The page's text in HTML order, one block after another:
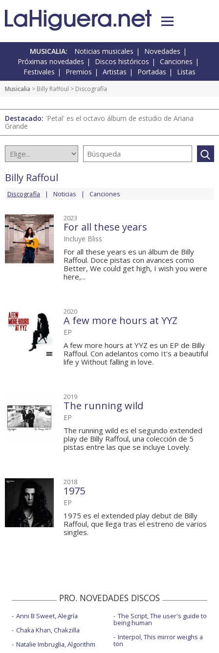
MUSICALIA: Noticias musicales
Novedades
Próximas novedades
Discos históricos
Canciones
Festivales
Premios Artistas Portadas Listas
Musicalia > Billy Raffoul > Discografía
Destacado: 'Petal' es el octavo álbum de estudio de Ariana
Grande
Billy Raffoul
Discografía Noticias Canciones
2023
For all these years
Incluye Bliss
For all these years es un álbum de Billy
Raffoul. Doce pistas con avances como
Better, We could get high, I wish you were
here,...
2020
A few more hours at YYZ
EP
A few more hours at YYZ es un EP de Billy
Raffoul. Con adelantos como It's a beautiful
life y Without falling in love.
2019
The running wild
EP
The running wild es el segundo extended
play de Billy Raffoul, una colección de 5
pistas entre las que se incluye Lovely.
2018
1975
EP
1975 es el extended play debut de Billy
Raffoul, que llega tras el estreno de varios
singles.
PRO. NOVEDADES DISCOS
Anni B Sweet, Alegría
Chaka Khan, Chakzilla
Natalie Imbruglia, Algorithm
The Script, The user's guide to
being human
Interpol, This mirror weighs a
ton